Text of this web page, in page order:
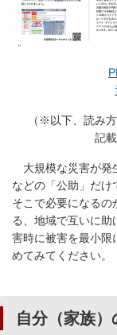
（※以下、読み
記
大規模な災害が発
などの「公助」だけ
そこで必要になる
る、地域で互いに助
害時に被害を最小限
めてみてください。
自分（家族）